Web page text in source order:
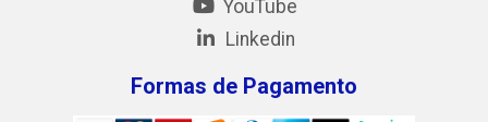
YouTube
Linkedin
Formas de Pagamento